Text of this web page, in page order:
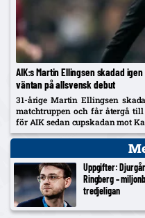
AIK:s Martin Ellingsen skadad
väntan på allsvensk debut
31-årige Martin Ellingsen
matchtruppen och får återgå
för AIK sedan cupskadan mot
skadelista som nu också utreds...
Uppgifter:
Ringberg –
tredjeligan